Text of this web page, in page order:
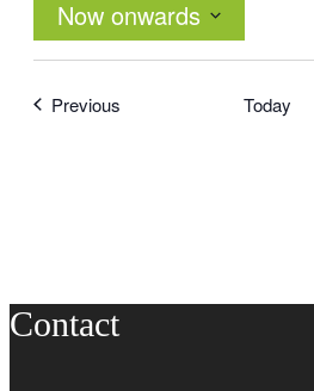
Now onwards
PreviousEvents Today
Contact